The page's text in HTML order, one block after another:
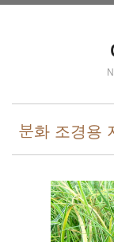
분화 조경용